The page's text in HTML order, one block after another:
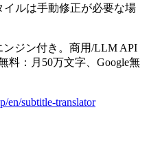
ルは手動修正が必要な場
ジン付き。商用/LLM API
料：月50万文字、Google無
en/subtitle-translator